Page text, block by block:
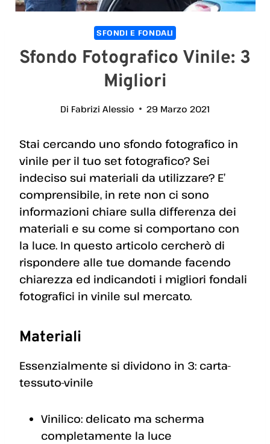
SFONDI E FONDALI
Sfondo Fotografico Vinile: 3
Migliori
Di Fabrizi Alessio 29 Marzo 2021
Stai cercando uno sfondo fotografico in
vinile per il tuo set fotografico? Sei
indeciso sui materiali da utilizzare? E’
comprensibile, in rete non ci sono
informazioni chiare sulla differenza dei
materiali e su come si comportano con
la luce. In questo articolo cercherò di
rispondere alle tue domande facendo
chiarezza ed indicandoti i migliori fondali
fotografici in vinile sul mercato.
Materiali
Essenzialmente si dividono in 3: carta-
tessuto-vinile
Vinilico: delicato ma scherma
completamente la luce